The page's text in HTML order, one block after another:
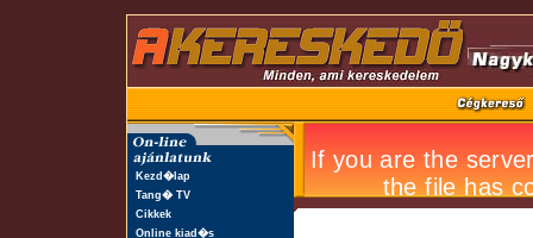
Kezd�lap
Tang� TV
Cikkek
Online kiad�s